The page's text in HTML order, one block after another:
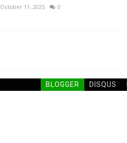
October 11, 2025 0
BLOGGER DISQUS